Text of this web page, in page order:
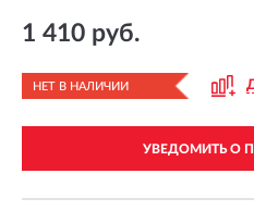
1 410 руб.
НЕТ В НАЛИЧИИ
УВЕДОМИТЬ О